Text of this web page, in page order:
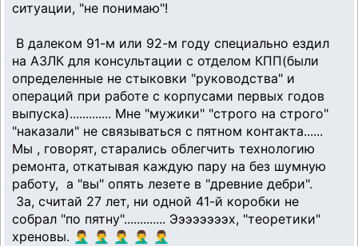
ситуации, "не понимаю"!
В далеком 91-м или 92-м году специально ездил
на АЗЛК для консультации с отделом КПП(были
определенные не стыковки "руководства" и
операций при работе с корпусами первых годов
выпуска)............. Мне "мужики" "строго на строго"
"наказали" не связываться с пятном контакта......
Мы , говорят, старались облегчить технологию
ремонта, откатывая каждую пару на без шумную
работу, а "вы" опять лезете в "древние дебри".
За, считай 27 лет, ни одной 41-й коробки не
собрал "по пятну"............. Ээээээээх, "теоретики"
хреновы. 🤦‍♂️ 🤦‍♂️ 🤦‍♂️ 🤦‍♂️ 🤦‍♂️